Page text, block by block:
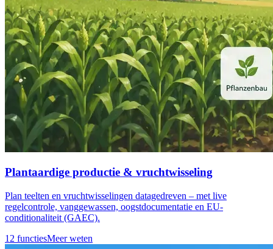
Plantaardige productie & vruchtwisseling
Plan teelten en vruchtwisselingen datagedreven – met live
regelcontrole, vanggewassen, oogstdocumentatie en EU-
conditionaliteit (GAEC).
12 functiesMeer weten